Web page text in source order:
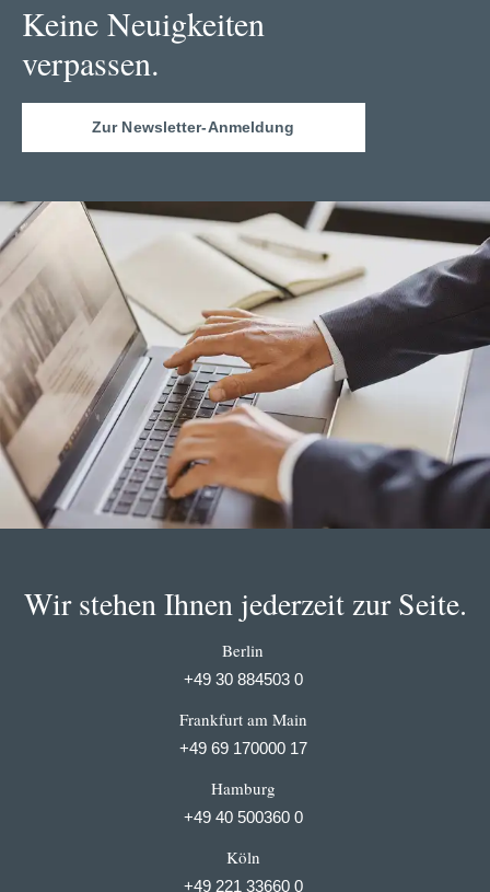
Keine Neuigkeiten
verpassen.
Zur Newsletter-Anmeldung
Wir stehen Ihnen jederzeit zur Seite.
Berlin
+49 30 884503 0
Frankfurt am Main
+49 69 170000 17
Hamburg
+49 40 500360 0
Köln
+49 221 33660 0